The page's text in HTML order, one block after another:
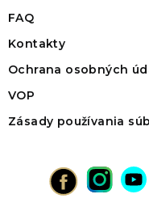
FAQ
Kontakty
Ochrana osobných
VOP
Zásady používania